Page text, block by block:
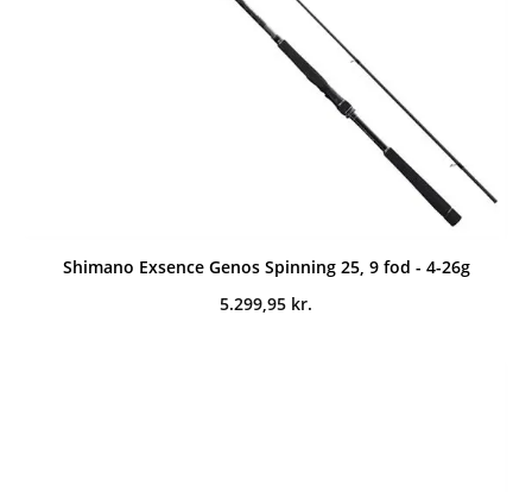
Shimano Exsence Genos Spinning 25, 9 fod - 4-26g
5.299,95 kr.